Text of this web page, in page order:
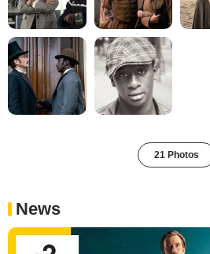
21 Photos
News